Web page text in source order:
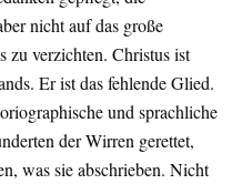
nicht auf das große
zu verzichten. Christus ist
Er ist das fehlende Glied.
und sprachliche
der Wirren gerettet,
was sie abschrieben. Nicht